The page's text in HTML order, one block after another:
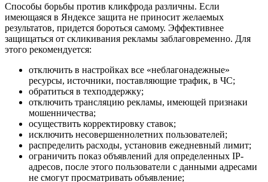
Способы борьбы против кликфрода различны. Если
имеющаяся в Яндексе защита не приносит желаемых
результатов, придется бороться самому. Эффективнее
защищаться от скликивания рекламы заблаговременно. Для
этого рекомендуется:
отключить в настройках все «неблагонадежные»
ресурсы, источники, поставляющие трафик, в ЧС;
обратиться в техподдержку;
отключить трансляцию рекламы, имеющей признаки
мошенничества;
осуществить корректировку ставок;
исключить несовершеннолетних пользователей;
распределить расходы, установив ежедневный лимит;
ограничить показ объявлений для определенных IP-
адресов, после этого пользователи с данными адресами
не смогут просматривать объявление;